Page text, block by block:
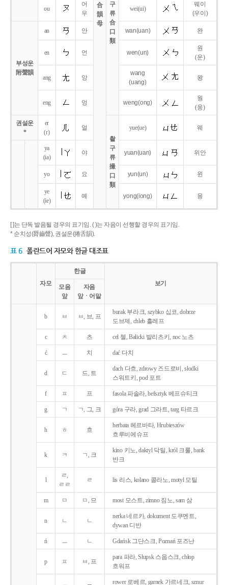
合
韻
母
구
류
合
口
類
ou
어
우
wei(ui)
웨이
(우이)
부성운
附聲韻
an 안 wan(uan) 완
en 언 wen(un)
원
(운)
ang 앙
wang
(uang)
왕
eng 엉 weng(ong)
웡
(웅)
권설운
*
er
(r)
얼
촬
구
류
撮
口
類
yue(ue) 웨
ya
(ia)
야 yuan(uan) 위안
yo 요 yun(un) 윈
ye
(ie)
예 yong(iong) 융
[ ]는 단독 발음될 경우의 표기임. ( )는 자음이 선행할 경우의 표기임.
* 순치성(脣齒聲), 권설운(捲舌韻).
표 6 폴란드어 자모와 한글 대조표
자모
한글
보기
모음
앞
자음
앞ㆍ어말
b ㅂ ㅂ, 브, 프
burak 부라크, szybko 십코, dobrze
도브제, chleb 흘레프
c ㅊ 츠 cel 첼, Balicki 발리츠키, noc 노츠
ć ㅡ 치 dać 다치
d ㄷ 드, 트
dach 다흐, zdrowy 즈드로비, słodki
스워트키, pod 포트
f ㅍ 프 fasola 파솔라, befsztyk 베프슈티크
g ㄱ ㄱ, 그, 크 góra 구라, grad 그라트, targ 타르크
h ㅎ 흐
herbata 헤르바타, Hrubieszów
흐루비에슈프
k ㅋ ㄱ, 크
kino 키노, daktyl 닥틸, król 크룰, bank
반크
l
ㄹ,
ㄹㄹ
ㄹ lis 리스, kolano 콜라노, motyl 모틸
m ㅁ ㅁ, 므 most 모스트, zimno 짐노, sam 삼
n ㄴ ㄴ
nerka 네르카, dokument 도쿠멘트,
dywan 디반
ń ㅡ ㄴ Gdańsk 그단스크, Poznań 포즈난
p ㅍ ㅂ, 프
para 파라, Słupsk 스웁스크, chłop
흐워프
rower 로베르, garnek 가르네크, sznur